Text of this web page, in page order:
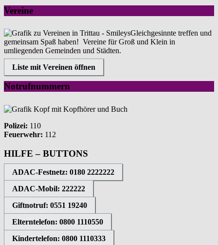
Vereine
Gleichgesinnte treffen und
gemeinsam Spaß haben! Vereine für Groß und Klein in
umliegenden Gemeinden und Städten.
Liste mit Vereinen öffnen
Notrufnummern
Polizei: 110
Feuerwehr: 112
HILFE – BUTTONS
ADAC-Festnetz: 0180 2222222
ADAC-Mobil: 222222
Giftnotruf: 0551 19240
Elterntelefon: 0800 1110550
Kindertelefon: 0800 1110333